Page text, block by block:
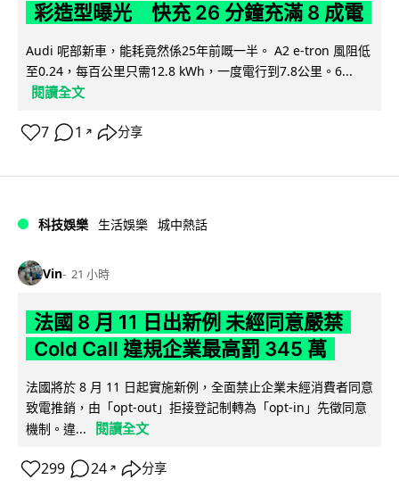
彩造型曝光 快充 26 分鐘充滿 8 成電
Audi 呢部新車，能耗竟然係25年前嘅一半。 A2 e-tron 風阻低
至0.24，每百公里只需12.8 kWh，一度電行到7.8公里。6...
閱讀全文
7 1 ↗ 分享
科技娛樂 生活娛樂 城中熱話
Vin 21 小時
法國 8 月 11 日出新例 未經同意嚴禁
Cold Call 違規企業最高罰 345 萬
法國將於 8 月 11 日起實施新例，全面禁止企業未經消費者同意
致電推銷，由「opt-out」拒接登記制轉為「opt-in」先徵同意
機制。違...
閱讀全文
299 24 ↗ 分享